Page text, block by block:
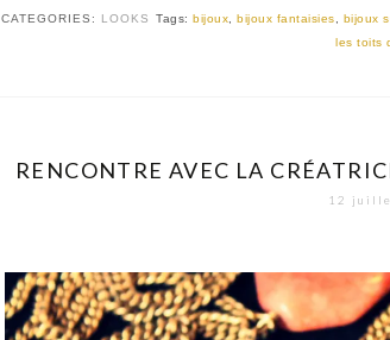
CATEGORIES: LOOKS Tags: bijoux bijoux fantaisies bijoux
les toits
RENCONTRE AVEC LA
12